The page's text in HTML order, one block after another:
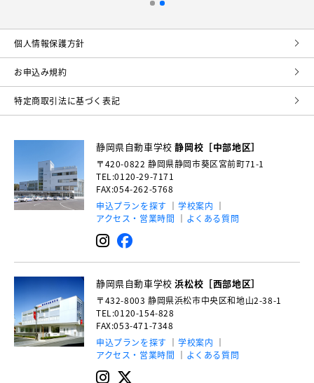
個⼈情報保護⽅針
お申込み規約
特定商取引法に基づく表記
静岡県自動車学校静岡校［中部地区］
〒420-0822 静岡県静岡市葵区宮前町71-1
TEL:0120-29-7171
FAX:054-262-5768
申込プランを探す
学校案内
アクセス・営業時間
よくある質問
静岡県自動車学校浜松校［西部地区］
〒432-8003 静岡県浜松市中央区和地山2-38-1
TEL:0120-154-828
FAX:053-471-7348
申込プランを探す
学校案内
アクセス・営業時間
よくある質問